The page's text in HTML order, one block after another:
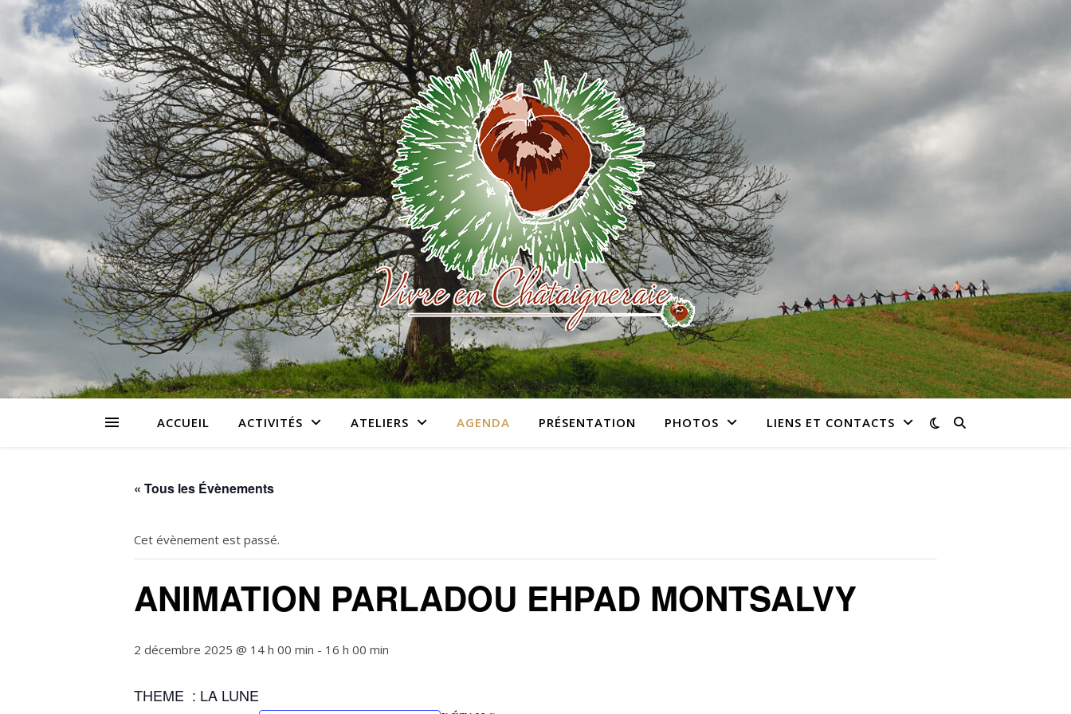
ACCUEIL ACTIVITÉS ATELIERS AGENDA PRÉSENTATION PHOTOS LIENS ET CONTACTS
« Tous les Évènements
Cet évènement est passé.
ANIMATION PARLADOU EHPAD MONTSALVY
2 décembre 2025 @ 14 h 00 min - 16 h 00 min
THEME : LA LUNE